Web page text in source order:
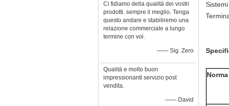
Ci fidiamo della qualità dei vostri
prodotti. sempre il meglio. Tenga
questo andare e stabiliremo una
relazione commerciale a lungo
termine con voi.
—— Sig. Zero
Qualità e molto buon
impressionanti servizio post
vendita.
—— David